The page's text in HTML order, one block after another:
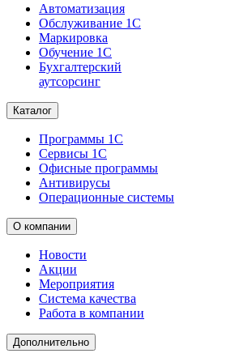
Автоматизация
Обслуживание 1С
Маркировка
Обучение 1С
Бухгалтерский
аутсорсинг
Каталог
Программы 1С
Сервисы 1С
Офисные программы
Антивирусы
Операционные системы
О компании
Новости
Акции
Мероприятия
Система качества
Работа в компании
Дополнительно